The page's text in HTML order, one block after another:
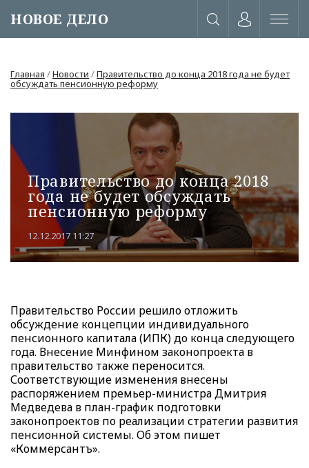
НОВОЕ ДЕЛО
Главная /Новости /Правительство до конца 2018 года не будет
обсуждать пенсионную реформу
Правительство до конца 2018
года не будет обсуждать
пенсионную реформу
12.12.2017 11:27
Правительство России решило отложить
обсуждение концепции индивидуального
пенсионного капитала (ИПК) до конца следующего
года. Внесение Минфином законопроекта в
правительство также переносится.
Соответствующие изменения внесены
распоряжением премьер-министра Дмитрия
Медведева в план-график подготовки
законопроектов по реализации стратегии развития
пенсионной системы. Об этом пишет
«Коммерсантъ».